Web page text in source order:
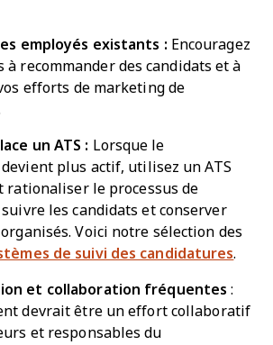
employés existants : Encouragez
à recommander des candidats et à
efforts de marketing de
un ATS : Lorsque le
plus actif, utilisez un ATS
rationaliser le processus de
les candidats et conserver
Voici notre sélection des
de suivi des candidatures.
et collaboration fréquentes :
devrait être un effort collaboratif
et responsables du